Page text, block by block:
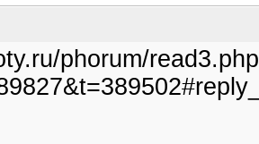
phorum/